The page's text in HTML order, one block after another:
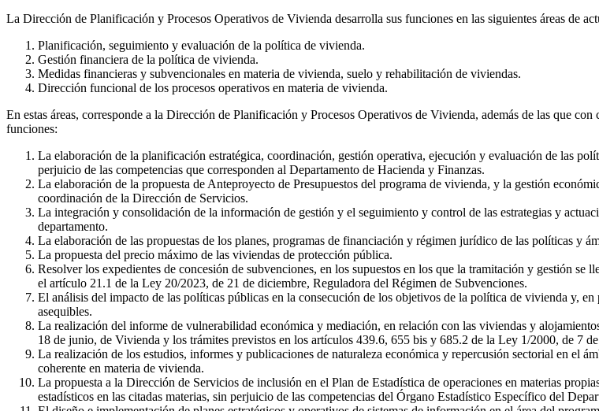
La Dirección de Planificación y Procesos Operativos de Vivienda desarrolla sus funciones en las siguientes áreas de
Planificación, seguimiento y evaluación de la política de vivienda.
Gestión financiera de la política de vivienda.
Medidas financieras y subvencionales en materia de vivienda, suelo y rehabilitación de viviendas.
Dirección funcional de los procesos operativos en materia de vivienda.
En estas áreas, corresponde a la Dirección de Planificación y Procesos Operativos de Vivienda, además de las que con
funciones:
La elaboración de la planificación estratégica, coordinación, gestión operativa, ejecución y evaluación de las
perjuicio de las competencias que corresponden al Departamento de Hacienda y Finanzas.
La elaboración de la propuesta de Anteproyecto de Presupuestos del programa de vivienda, y la gestión
coordinación de la Dirección de Servicios.
La integración y consolidación de la información de gestión y el seguimiento y control de las estrategias y
departamento.
La elaboración de las propuestas de los planes, programas de financiación y régimen jurídico de las políticas y
La propuesta del precio máximo de las viviendas de protección pública.
Resolver los expedientes de concesión de subvenciones, en los supuestos en los que la tramitación y gestión
el artículo 21.1 de la Ley 20/2023, de 21 de diciembre, Reguladora del Régimen de Subvenciones.
El análisis del impacto de las políticas públicas en la consecución de los objetivos de la política de vivienda y,
asequibles.
La realización del informe de vulnerabilidad económica y mediación, en relación con las viviendas y
18 de junio, de Vivienda y los trámites previstos en los artículos 439.6, 655 bis y 685.2 de la Ley 1/2000, de 7
La realización de los estudios, informes y publicaciones de naturaleza económica y repercusión sectorial en el
coherente en materia de vivienda.
La propuesta a la Dirección de Servicios de inclusión en el Plan de Estadística de operaciones en materias
estadísticos en las citadas materias, sin perjuicio de las competencias del Órgano Estadístico Específico del